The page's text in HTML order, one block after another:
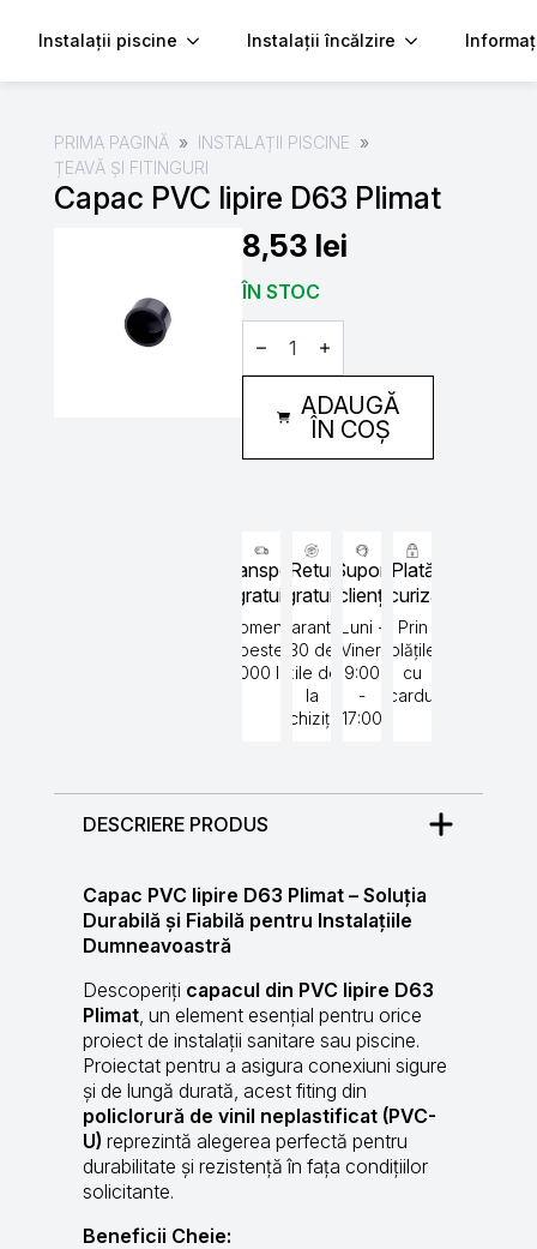
Instalații piscine Instalații încălzire
PRIMA PAGINĂ
INSTALAȚII PISCINE
ȚEAVĂ ȘI FITINGURI
Capac PVC lipire D63 Plimat
8,53 lei
ÎN STOC
Cantitate
Capac
D63
Plimat
ADAUGĂ
ÎN COȘ
Transport
gratuit
Comenzi
peste
5000 lei
Retur
gratuit
Garantat
30 de
zile de
la
achiziție
Suport
clienți
Luni -
Vineri
9:00
-
17:00
Plată
securizată
Prin
plățile
cu
cardul
DESCRIERE PRODUS
Capac PVC lipire D63 Plimat – Soluția
Durabilă și Fiabilă pentru Instalațiile
Dumneavoastră
Descoperiți capacul din PVC lipire D63
Plimat, un element esențial pentru orice
proiect de instalații sanitare sau piscine.
Proiectat pentru a asigura conexiuni sigure
și de lungă durată, acest fiting din
policlorură de vinil neplastificat (PVC-
U) reprezintă alegerea perfectă pentru
durabilitate și rezistență în fața condițiilor
solicitante.
Beneficii Cheie: